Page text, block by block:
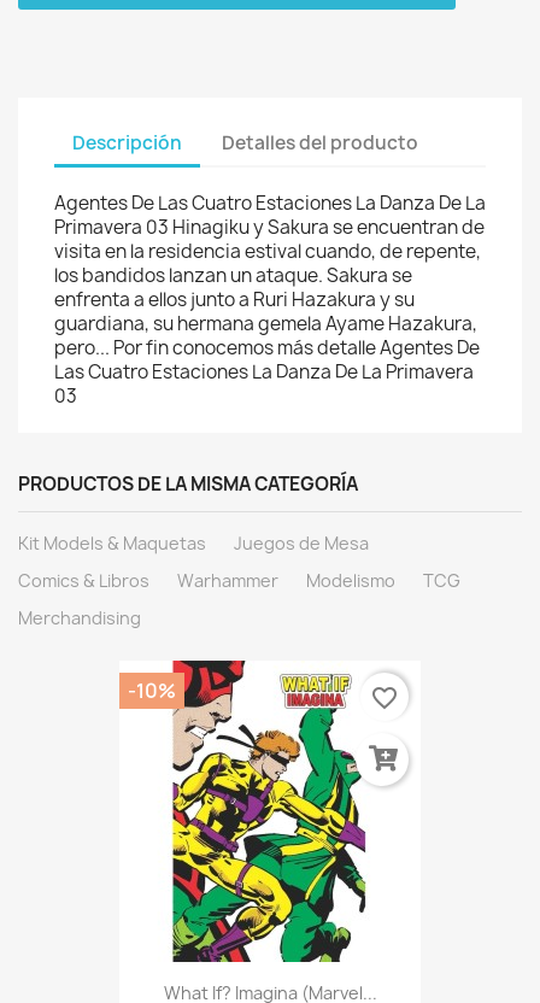
Descripción Detalles del producto
Agentes De Las Cuatro Estaciones La Danza De La
Primavera 03 Hinagiku y Sakura se encuentran de
visita en la residencia estival cuando, de repente,
los bandidos lanzan un ataque. Sakura se
enfrenta a ellos junto a Ruri Hazakura y su
guardiana, su hermana gemela Ayame Hazakura,
pero... Por fin conocemos más detalle Agentes De
Las Cuatro Estaciones La Danza De La Primavera
03
PRODUCTOS DE LA MISMA CATEGORÍA
Kit Models & Maquetas
Juegos de Mesa
Comics & Libros
Warhammer Modelismo
TCG
Merchandising
What If? Imagina (Marvel...
-10% favorite_border